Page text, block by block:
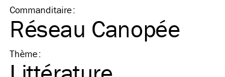
Commanditaire:
Réseau Canopée
Thème: